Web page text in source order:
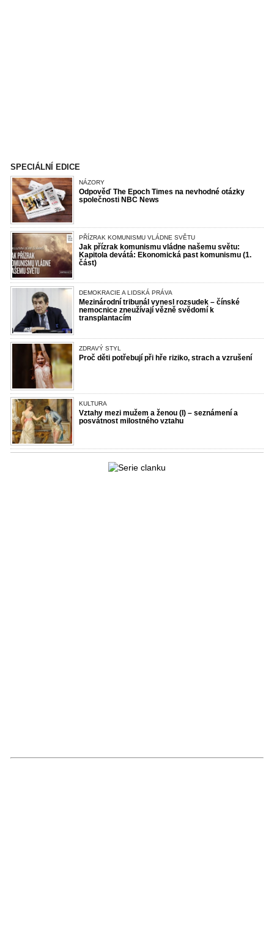
SPECIÁLNÍ EDICE
NÁZORY
Odpověď The Epoch Times na nevhodné otázky
společnosti NBC News
PŘÍZRAK KOMUNISMU VLÁDNE SVĚTU
Jak přízrak komunismu vládne našemu světu:
Kapitola devátá: Ekonomická past komunismu (1.
část)
DEMOKRACIE A LIDSKÁ PRÁVA
Mezinárodní tribunál vynesl rozsudek – čínské
nemocnice zneužívají vězně svědomí k
transplantacím
ZDRAVÝ STYL
Proč děti potřebují při hře riziko, strach a vzrušení
KULTURA
Vztahy mezi mužem a ženou (I) – seznámení a
posvátnost milostného vztahu